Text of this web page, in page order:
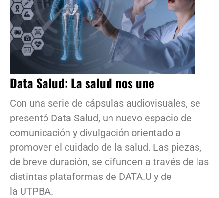
Data Salud: La salud nos une
Con una serie de cápsulas audiovisuales, se
presentó Data Salud, un nuevo espacio de
comunicación y divulgación orientado a
promover el cuidado de la salud. Las piezas,
de breve duración, se difunden a través de las
distintas plataformas de DATA.U y de
la UTPBA.